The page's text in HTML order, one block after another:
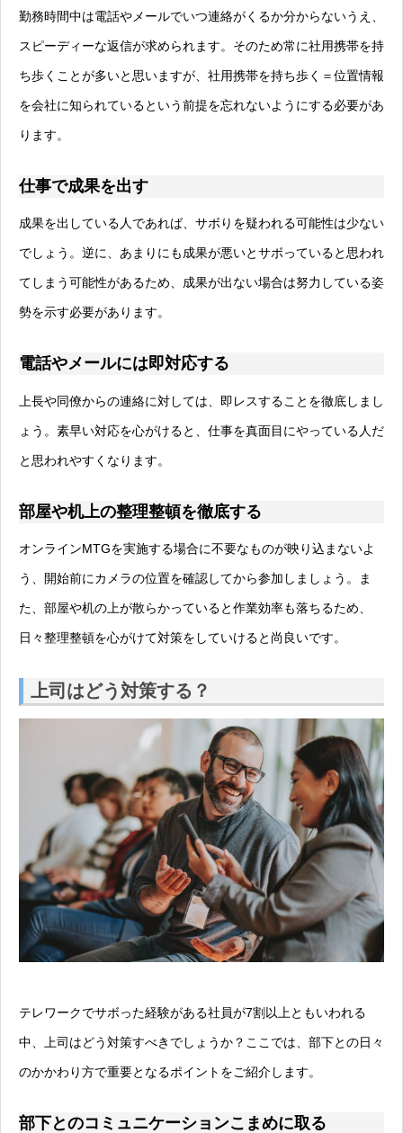
勤務時間中は電話やメールでいつ連絡がくるか分からないうえ、
スピーディーな返信が求められます。そのため常に社用携帯を持
ち歩くことが多いと思いますが、社用携帯を持ち歩く＝位置情報
を会社に知られているという前提を忘れないようにする必要があ
ります。
仕事で成果を出す
成果を出している人であれば、サボりを疑われる可能性は少ない
でしょう。逆に、あまりにも成果が悪いとサボっていると思われ
てしまう可能性があるため、成果が出ない場合は努力している姿
勢を示す必要があります。
電話やメールには即対応する
上長や同僚からの連絡に対しては、即レスすることを徹底しまし
ょう。素早い対応を心がけると、仕事を真面目にやっている人だ
と思われやすくなります。
部屋や机上の整理整頓を徹底する
オンラインMTGを実施する場合に不要なものが映り込まないよ
う、開始前にカメラの位置を確認してから参加しましょう。ま
た、部屋や机の上が散らかっていると作業効率も落ちるため、
日々整理整頓を心がけて対策をしていけると尚良いです。
上司はどう対策する？
テレワークでサボった経験がある社員が7割以上ともいわれる
中、上司はどう対策すべきでしょうか？ここでは、部下との日々
のかかわり方で重要となるポイントをご紹介します。
部下とのコミュニケーションこまめに取る